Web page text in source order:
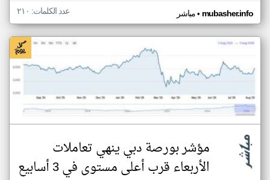
مباشر• mubasher.info عدد الكلمات: ٢١٠
مؤشر بورصة دبي ينهي تعاملات
الأربعاء قرب أعلى مستوى في 3 أسابيع